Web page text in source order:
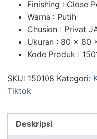
Finishing : Close
Warna : Putih
Chusion : Privat
Ukuran : 80 x 80
Kode Produk :
SKU: 150108 Kategori:
Tiktok
Deskripsi